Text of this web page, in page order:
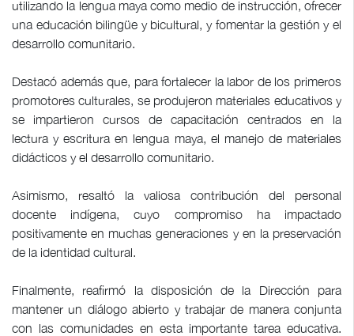
utilizando la lengua maya como medio de instrucción, ofrecer
una educación bilingüe y bicultural, y fomentar la gestión y el
desarrollo comunitario.
Destacó además que, para fortalecer la labor de los primeros
promotores culturales, se produjeron materiales educativos y
se impartieron cursos de capacitación centrados en la
lectura y escritura en lengua maya, el manejo de materiales
didácticos y el desarrollo comunitario.
Asimismo, resaltó la valiosa contribución del personal
docente indígena, cuyo compromiso ha impactado
positivamente en muchas generaciones y en la preservación
de la identidad cultural.
Finalmente, reafirmó la disposición de la Dirección para
mantener un diálogo abierto y trabajar de manera conjunta
con las comunidades en esta importante tarea educativa.